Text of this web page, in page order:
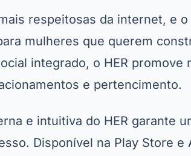
respeitosas da internet, e
mulheres que querem
integrado, o HER promove
e pertencimento.
e intuitiva do HER garante
Disponível na Play Store e